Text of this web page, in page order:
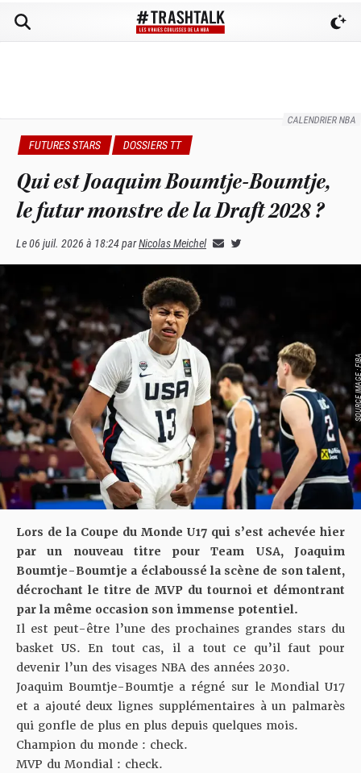
CALENDRIER NBA
FUTURES STARS DOSSIERS TT
Qui est Joaquim Boumtje-Boumtje,
le futur monstre de la Draft 2028 ?
Le06 juil. 2026 à 18:24parNicolas Meichel
SOURCE
Lors de la Coupe du Monde U17 qui s’est achevée hier
par un nouveau titre pour Team USA, Joaquim
Boumtje-Boumtje a éclaboussé la scène de son talent,
décrochant le titre de MVP du tournoi et démontrant
par la même occasion son immense potentiel.
Il est peut-être l’une des prochaines grandes stars du
basket US. En tout cas, il a tout ce qu’il faut pour
devenir l’un des visages NBA des années 2030.
Joaquim Boumtje-Boumtje a régné sur le Mondial U17
et a ajouté deux lignes supplémentaires à un palmarès
qui gonfle de plus en plus depuis quelques mois.
Champion du monde : check.
MVP du Mondial : check.